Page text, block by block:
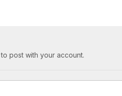
to post with your account.